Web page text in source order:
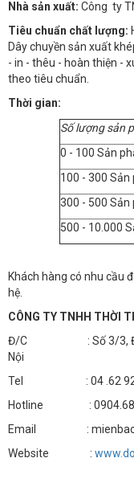
Nhà sản xuất: Công ty
Tiêu chuẩn chất lượng:
Dây chuyền sản xuất
- in - thêu - hoàn thiện -
theo tiêu chuẩn.
Thời gian:
Số lượng sản
0 - 100 Sản
100 - 300 Sản
300 - 500 Sản
500 - 10.000
Khách hàng có nhu cầu
hệ.
CÔNG TY TNHH THỜI
Đ/C : Số 3/3, Đường
Nội
Tel : 04 .62 92
Hotline :
Email :
Website :